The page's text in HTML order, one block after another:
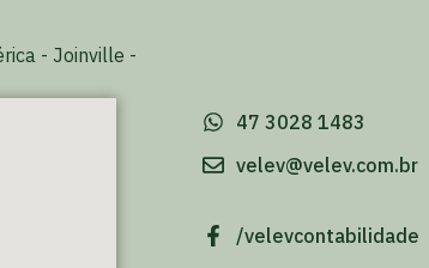
- Joinville -
/velevcontabilidade
47 3028 1483
velev@velev.com.br